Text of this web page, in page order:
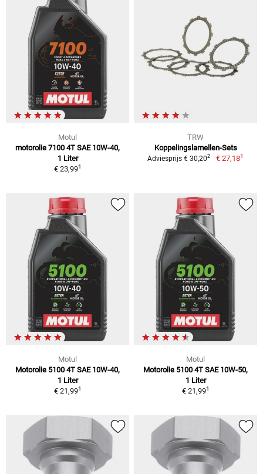
Motul
motorolie 7100 4T SAE 10W-40,
1 Liter
€ 23,991
TRW
Koppelingslamellen-Sets
Adviesprijs € 30,202 € 27,181
Motul
Motorolie 5100 4T SAE 10W-40,
1 Liter
€ 21,991
Motul
Motorolie 5100 4T SAE 10W-50,
1 Liter
€ 21,991